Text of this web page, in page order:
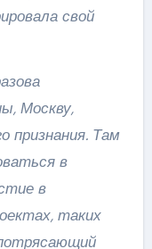
свой
Москву,
признания. Там
в
в
таких